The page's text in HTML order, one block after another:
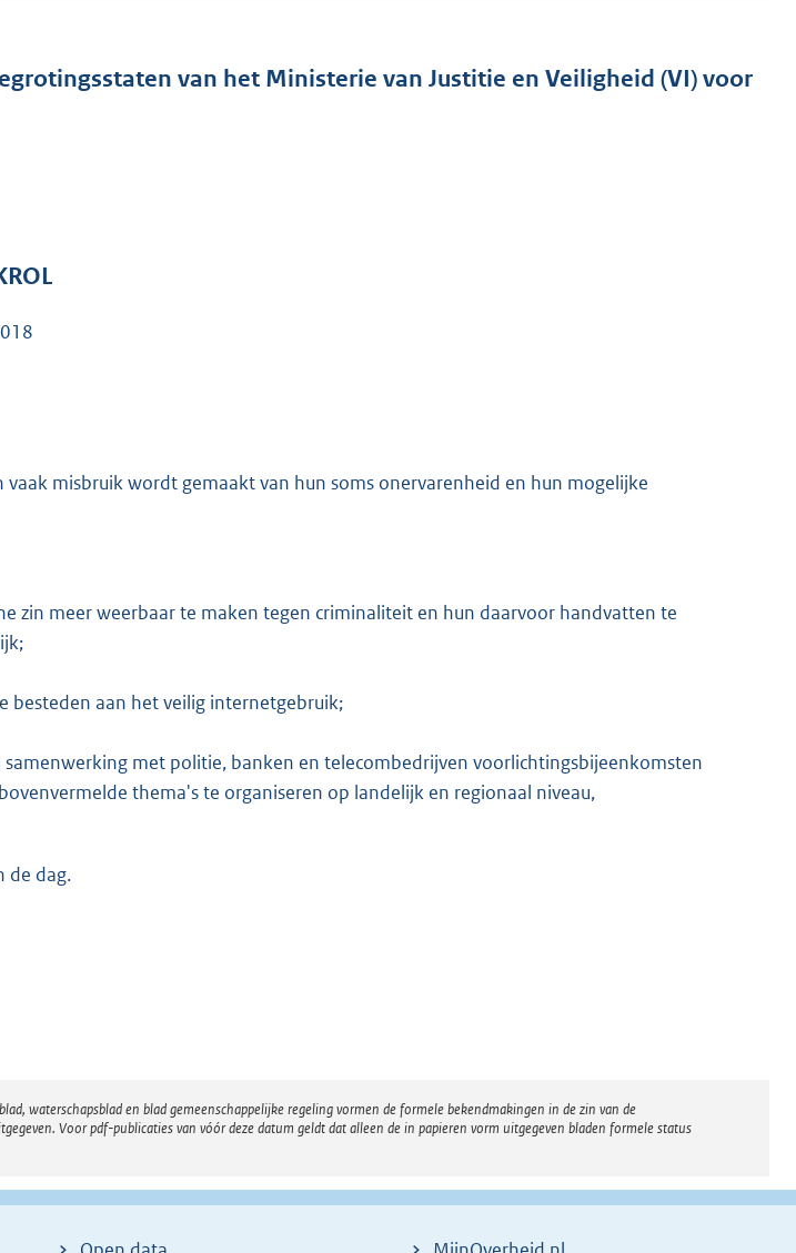
a
6
van het Ministerie van Justitie en Veiligheid (VI) voor
misbruik wordt gemaakt van hun soms onervarenheid en hun mogelijke
zin meer weerbaar te maken tegen criminaliteit en hun daarvoor handvatten te
besteden aan het veilig internetgebruik;
met politie, banken en telecombedrijven voorlichtingsbijeenkomsten
thema's te organiseren op landelijk en regionaal niveau,
de dag.
waterschapsblad en blad gemeenschappelijke regeling vormen de formele bekendmakingen in de zin van de
Voor pdf-publicaties van vóór deze datum geldt dat alleen de in papieren vorm uitgegeven bladen formele status